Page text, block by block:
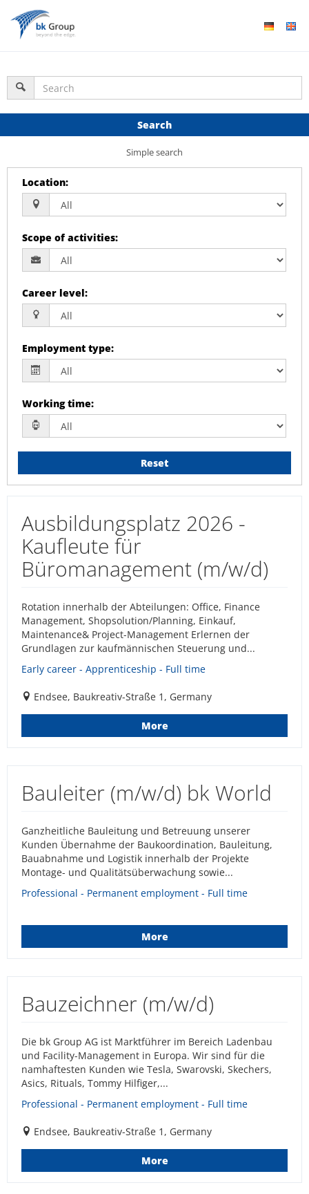
Search
Simple search
Location:
Scope of activities:
Career level:
Employment type:
Working time:
Reset
Ausbildungsplatz 2026 -
Kaufleute für
Büromanagement (m/w/d)
Rotation innerhalb der Abteilungen: Office, Finance
Management, Shopsolution/Planning, Einkauf,
Maintenance& Project-Management Erlernen der
Grundlagen zur kaufmännischen Steuerung und...
Early career - Apprenticeship - Full time
Endsee, Baukreativ-Straße 1, Germany
More
Bauleiter (m/w/d) bk World
Ganzheitliche Bauleitung und Betreuung unserer
Kunden Übernahme der Baukoordination, Bauleitung,
Bauabnahme und Logistik innerhalb der Projekte
Montage- und Qualitätsüberwachung sowie...
Professional - Permanent employment - Full time
More
Bauzeichner (m/w/d)
Die bk Group AG ist Marktführer im Bereich Ladenbau
und Facility-Management in Europa. Wir sind für die
namhaftesten Kunden wie Tesla, Swarovski, Skechers,
Asics, Rituals, Tommy Hilfiger,...
Professional - Permanent employment - Full time
Endsee, Baukreativ-Straße 1, Germany
More